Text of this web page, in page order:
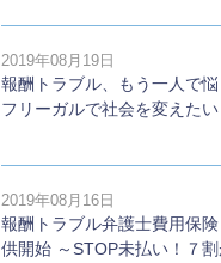
2019年08月19日
報酬トラブル、もう一人で悩
フリーガルで社会を変えたい
2019年08月16日
報酬トラブル弁護士費用保
供開始 ～STOP未払い！７